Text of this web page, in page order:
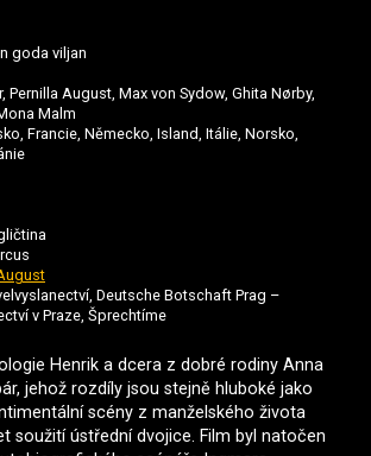
goda viljan
Pernilla August, Max von Sydow, Ghita Nørby,
Malm
Francie, Německo, Island, Itálie, Norsko,
Deutsche Botschaft Prag –
v Praze, Šprechtíme
Henrik a dcera z dobré rodiny Anna
jehož rozdíly jsou stejně hluboké jako
scény z manželského života
soužití ústřední dvojice. Film byl natočen